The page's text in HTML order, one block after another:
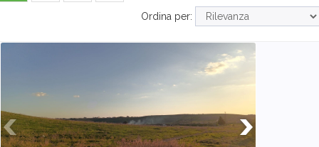
Ordina per: